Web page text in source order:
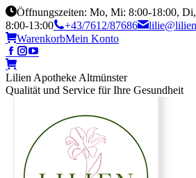
Öffnungszeiten: Mo, Mi: 8:00-18:00,
8:00-13:00
+43/7612/87686
WarenkorbMein Konto
Lilien Apotheke Altmünster
Qualität und Service für Ihre Gesundheit